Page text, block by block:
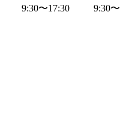
9:30〜17:30 9:30〜